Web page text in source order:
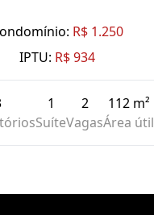
R$ 1.250
IPTU: R$ 934
1
Suíte
2
Vagas
112 m²
Área útil